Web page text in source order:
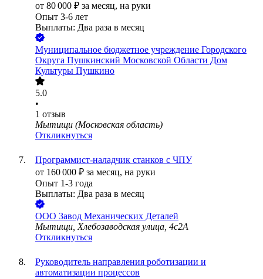
от 80 000 ₽ за месяц, на руки
Опыт 3-6 лет
Выплаты: Два раза в месяц
Муниципальное бюджетное учреждение Городского
Округа Пушкинский Московской Области Дом
Культуры Пушкино
5.0
•
1 отзыв
Мытищи (Московская область)
Откликнуться
Программист-наладчик станков с ЧПУ
от 160 000 ₽ за месяц, на руки
Опыт 1-3 года
Выплаты: Два раза в месяц
ООО Завод Механических Деталей
Мытищи, Хлебозаводская улица, 4с2А
Откликнуться
Руководитель направления роботизации и
автоматизации процессов